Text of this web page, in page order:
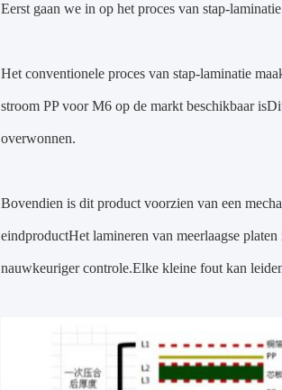
Eerst gaan we in op het proces van stap-
Het conventionele proces van stap-laminatie
stroom PP voor M6 op de markt beschikbaar
overwonnen.
Bovendien is dit product voorzien van een
eindproductHet lamineren van meerlaagse
nauwkeuriger controle.Elke kleine fout kan